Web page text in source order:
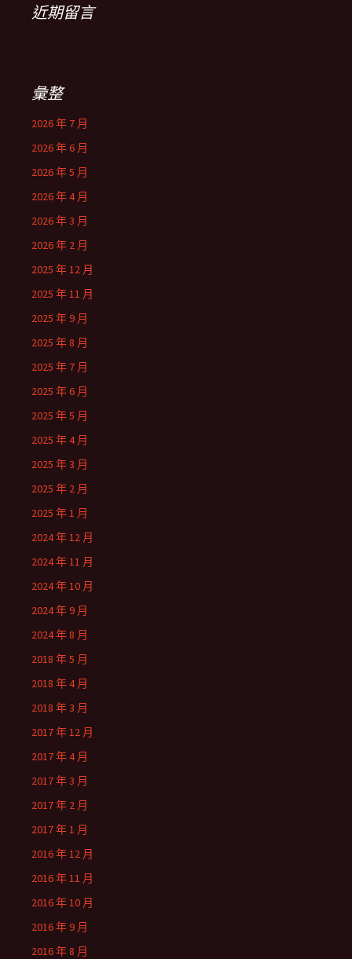
近期留言
彙整
2026 年 7 月
2026 年 6 月
2026 年 5 月
2026 年 4 月
2026 年 3 月
2026 年 2 月
2025 年 12 月
2025 年 11 月
2025 年 9 月
2025 年 8 月
2025 年 7 月
2025 年 6 月
2025 年 5 月
2025 年 4 月
2025 年 3 月
2025 年 2 月
2025 年 1 月
2024 年 12 月
2024 年 11 月
2024 年 10 月
2024 年 9 月
2024 年 8 月
2018 年 5 月
2018 年 4 月
2018 年 3 月
2017 年 12 月
2017 年 4 月
2017 年 3 月
2017 年 2 月
2017 年 1 月
2016 年 12 月
2016 年 11 月
2016 年 10 月
2016 年 9 月
2016 年 8 月